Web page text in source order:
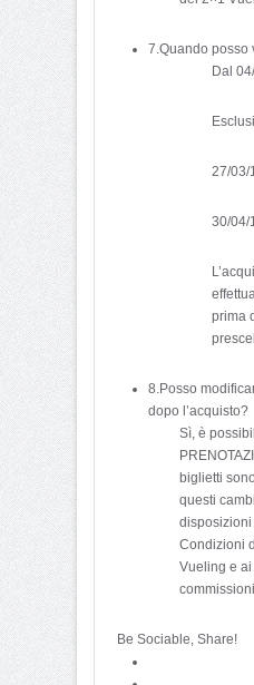
7.Quando posso
Dal
27/03/
30/04/
prima
8.Posso
dopo l’acquisto?
Sì, è
biglietti
questi
disposizioni
Condizioni
Vueling e
Be Sociable, Share!